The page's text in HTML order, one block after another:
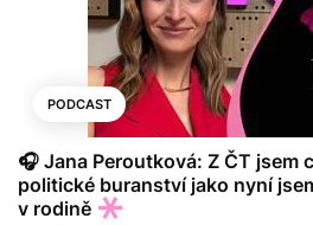
PODCAST
🎧 Jana Peroutková: Z ČT jsem
politické buranství jako nyní
v rodině